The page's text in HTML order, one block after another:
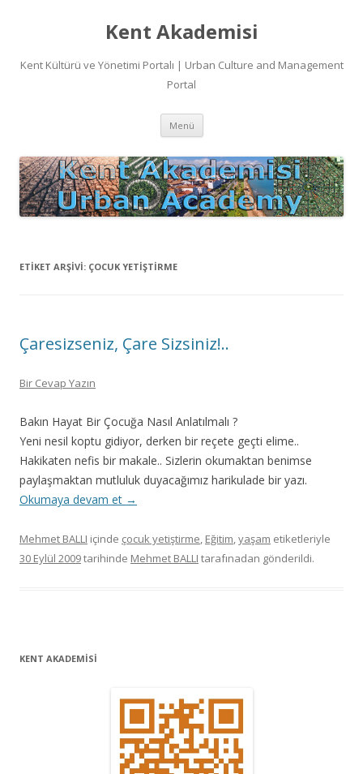
Kent Akademisi
Kent Kültürü ve Yönetimi Portalı | Urban Culture and Management
Portal
Menü İçeriğe
ETIKET ARŞIVI: ÇOCUK YETIŞTIRME
Çaresizseniz, Çare Sizsiniz!..
Bir Cevap Yazın
Bakın Hayat Bir Çocuğa Nasıl Anlatılmalı ?
Yeni nesil koptu gidiyor, derken bir reçete geçti elime..
Hakikaten nefis bir makale.. Sizlerin okumaktan benimse
paylaşmaktan mutluluk duyacağımız harikulade bir yazı.
Okumaya devam et →
Mehmet BALLI içinde çocuk yetiştirme, Eğitim,yaşam etiketleriyle
30 Eylül 2009tarihinde Mehmet BALLI tarafınadan gönderildi.
KENT AKADEMİSİ